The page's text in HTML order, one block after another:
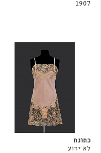
1907
כתונת
לא ידוע